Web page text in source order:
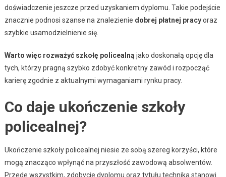
doświadczenie jeszcze przed uzyskaniem dyplomu. Takie podejście
znacznie podnosi szanse na znalezienie dobrej płatnej pracyoraz
szybkie usamodzielnienie się.
Warto więc rozważyć szkołę policealną jako doskonałą opcję dla
tych, którzy pragną szybko zdobyć konkretny zawód i rozpocząć
karierę zgodnie z aktualnymi wymaganiami rynku pracy.
Co daje ukończenie szkoły
policealnej?
Ukończenie szkoły policealnej niesie ze sobą szereg korzyści, które
mogą znacząco wpłynąć na przyszłość zawodową absolwentów.
Przede wszystkim, zdobycie dyplomu oraz tytułu technika stanowi